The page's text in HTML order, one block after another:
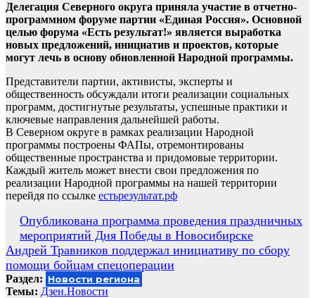
Делегация Северного округа приняла участие в отчетно-
программном форуме партии «Единая Россия». Основной
целью форума «Есть результат!» является выработка
новых предложений, инициатив и проектов, которые
могут лечь в основу обновленной Народной программы.
Представители партии, активисты, эксперты и
общественность обсуждали итоги реализации социальных
программ, достигнутые результаты, успешные практики и
ключевые направления дальнейшей работы.
В Северном округе в рамках реализации Народной
программы построены ФАПы, отремонтированы
общественные пространства и придомовые территории.
Каждый житель может внести свои предложения по
реализации Народной программы на нашей территории
перейдя по ссылке естьрезультат.рф
Навигация
по
записям
Опубликована программа проведения праздничных
мероприятий Дня Победы в Новосибирске
Андрей Травников поддержал инициативу по сбору
помощи бойцам спецоперации
Раздел: Новости региона
Темы: Дзен.Новости